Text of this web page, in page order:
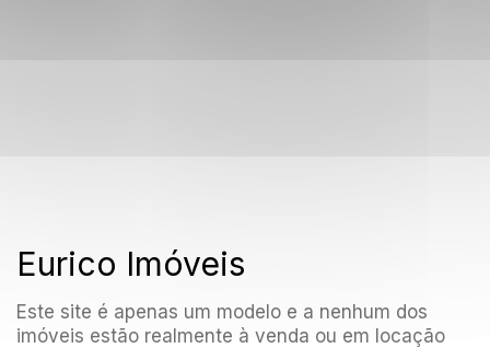
Eurico Imóveis
Este site é apenas um modelo e a nenhum dos
imóveis estão realmente à venda ou em locação